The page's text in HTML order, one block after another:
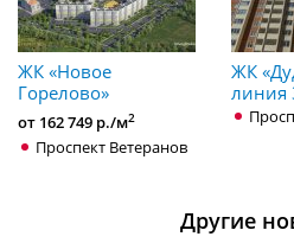
ЖК «Новое
Горелово»
от 162 749 р./м2
Проспект Ветеранов
ЖК
линия
Другие